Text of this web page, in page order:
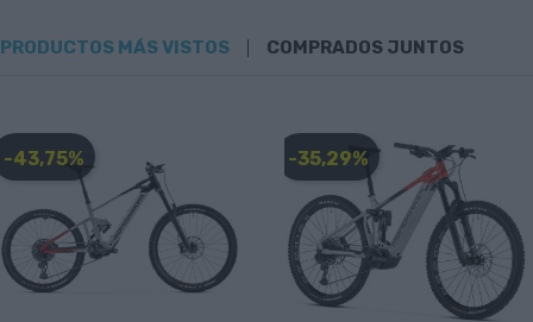
PRODUCTOS MÁS VISTOS COMPRADOS JUNTOS
-43,75% -35,29%